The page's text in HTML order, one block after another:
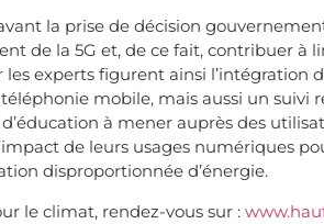
la prise de décision
de la 5G et, de ce fait, contribuer à
experts figurent ainsi l’intégration
mobile, mais aussi un suivi
à mener auprès des
de leurs usages numériques
disproportionnée d’énergie.
le climat, rendez-vous sur :